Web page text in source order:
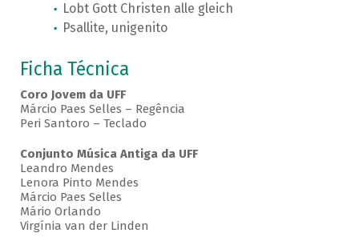
Lobt Gott Christen alle gleich
Psallite, unigenito
Ficha Técnica
Coro Jovem da UFF
Márcio Paes Selles – Regência
Peri Santoro – Teclado
Conjunto Música Antiga da UFF
Leandro Mendes
Lenora Pinto Mendes
Márcio Paes Selles
Mário Orlando
Virgínia van der Linden